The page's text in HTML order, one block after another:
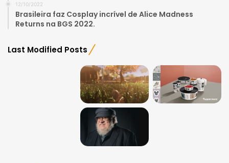
12/10/2022
Brasileira faz Cosplay incrível de Alice Madness
Returns na BGS 2022.
Last Modified Posts